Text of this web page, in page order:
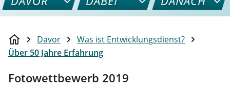
Davor
Was ist Entwicklungsdienst?
Über 50 Jahre Erfahrung
Fotowettbewerb 2019